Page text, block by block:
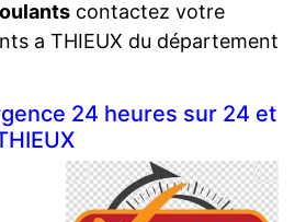
contactez votre
a THIEUX du département
24 heures sur 24 et